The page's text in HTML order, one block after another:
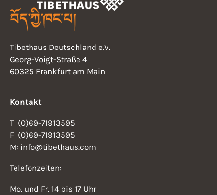
Tibethaus Deutschland e.V.
Georg-Voigt-Straße 4
60325 Frankfurt am Main
Kontakt
T: (0)69-71913595
F: (0)69-71913595
M: info@tibethaus.com
Telefonzeiten:
Mo. und Fr. 14 bis 17 Uhr